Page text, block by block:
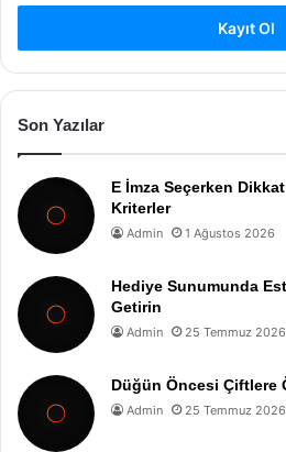
Kayıt Ol
Son Yazılar
E İmza Seçerken
Kriterler
Admin 1 Ağustos 2026
Hediye Sunumunda
Getirin
Admin 25 Temmuz 2026
Düğün Öncesi Çiftlere
Admin 25 Temmuz 2026